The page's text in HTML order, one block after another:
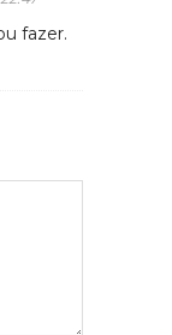
fazer.